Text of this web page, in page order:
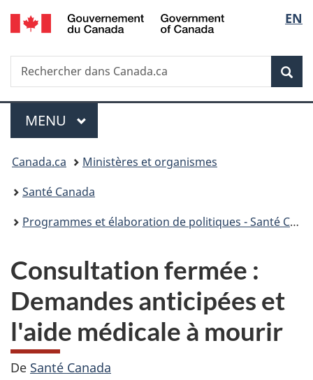
Passer
au
principal
Passer
à
Au
du
Passer
à
version
simplifiée
de
la
EN
Recherche
Rechercher
dans
Menu
MENU PRINCIPAL
Vous
êtes
ici :
Canada.ca
Ministères et organismes
Santé Canada
Programmes et élaboration de politiques - Santé Canada
Consultation fermée :
Demandes anticipées et
l'aide médicale à mourir
De Santé Canada